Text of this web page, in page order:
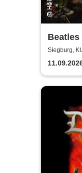
Beatles
Siegburg,